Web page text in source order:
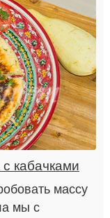
кабачками
массу
мы с